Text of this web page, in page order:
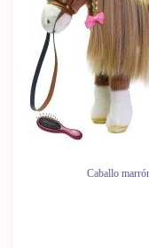
Caballo